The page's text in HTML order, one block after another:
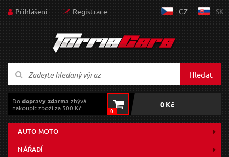
Přihlášení Registrace CZ SK
Hledat
Dodopravy zdarma zbývá
nakoupit zboží za 500 Kč
0
0 Kč
AUTO-MOTO
NÁŘADÍ